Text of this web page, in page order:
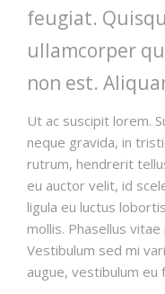
feugiat.
ullamcorper
non est.
Ut ac suscipit lorem.
neque gravida, in
rutrum, hendrerit
eu auctor velit, id
ligula eu luctus
mollis. Phasellus
Vestibulum sed mi
augue, vestibulum eu